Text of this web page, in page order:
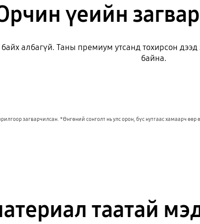
үеийн
байх албагүй. Таны премиум утсанд тохирсон
байна.
загварчилсан. *Өнгөний сонголт нь улс орон, бүс нутгаас хамаарч
таатай